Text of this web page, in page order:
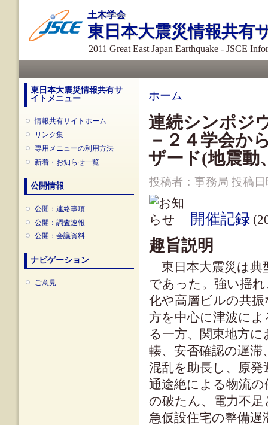
ン
コ
ン
動
土木学会
東日本大震災情報共有
2011 Great East Japan Earthquake - JSCE
東日本大震災情報共有サ
イトメニュー
情報共有サイトホーム
リンク集
専用メニューの利用方法
新着・お知らせ一覧
公開情報
公開：連絡事項
公開：調査速報
公開：会議資料
ナビゲーション
ご意見
現在地
ホーム
連続シンポジ
－２４学会か
ザード(地震動
投稿者： 事務局 投稿日
開催記録
趣旨説明
東日本大震災は典
であった。強い揺
化や高層ビルの共
方を中心に津波に
る一方、関東地方
輳、安否確認の遅
混乱を助長し、原
通途絶による物流
の破たん、電力不
急仮設住宅の整備